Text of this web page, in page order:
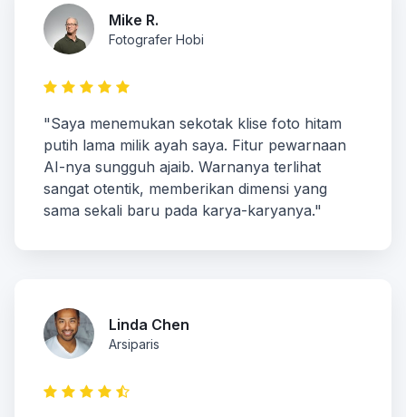
Mike R.
Fotografer Hobi
"Saya menemukan sekotak klise foto hitam
putih lama milik ayah saya. Fitur pewarnaan
AI-nya sungguh ajaib. Warnanya terlihat
sangat otentik, memberikan dimensi yang
sama sekali baru pada karya-karyanya."
Linda Chen
Arsiparis